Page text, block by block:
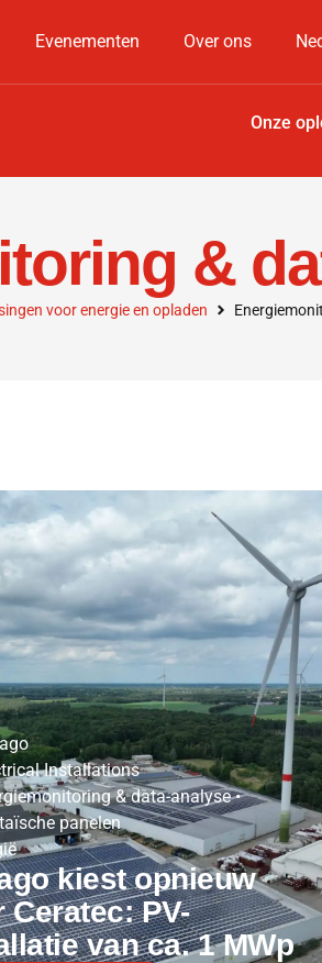
Evenementen Over ons
Onze
&
voor energie en opladen
Installations
& data-analyse •
panelen
kiest opnieuw
Ceratec: PV-
van ca. 1 MWp